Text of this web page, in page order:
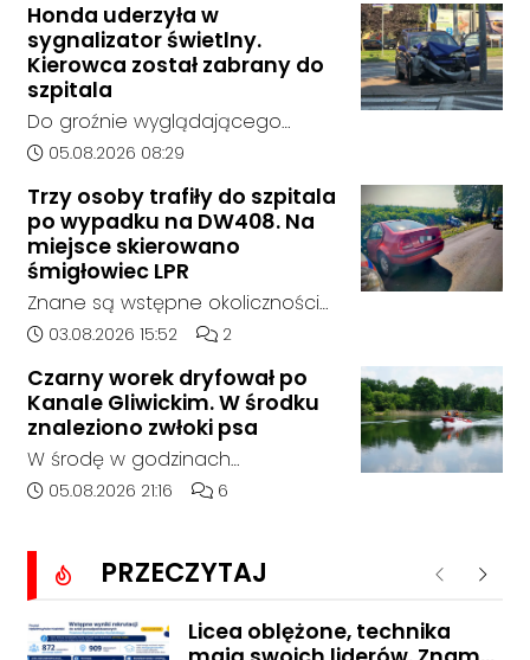
Kędzierzynie-Koźlu zakończył się
bez rozstrzygnięcia. Mimo
wcześniejszego zainteresowania
terenem ze strony sieci Dino, do
postępowania nie zgłosił się
żaden oferent.
Honda uderzyła w
sygnalizator świetlny.
Kierowca został zabrany do
szpitala
Do groźnie wyglądającego
zdarzenia drogowego doszło w
godziny 6:30 kierujący
samochodem marki Honda
zjechał z drogi i uderzył w
sygnalizator świetlny.
Data dodania artykułu:
05.08.2026 08:29
Trzy osoby trafiły do szpitala
po wypadku na DW408. Na
miejsce skierowano
śmigłowiec LPR
Znane są wstępne okoliczności
zdarzenia drogowego, do
14:30 na drodze wojewódzkiej nr
408 pomiędzy Starym Koźlem a
Bierawą.
Data dodania artykułu:
03.08.2026 15:52 Liczba komentarzy artykułu:
2
Czarny worek dryfował po
Kanale Gliwickim. W środku
znaleziono zwłoki psa
W środę w godzinach
popołudniowych służby zostały
Gliwicki po zgłoszeniu od
zaniepokojonego świadka.
Osoba zgłaszająca zauważyła
unoszący się na wodzie czarny
Data dodania artykułu:
05.08.2026 21:16 Liczba komentarzy artykułu:
6
PRZECZYTAJ Poprzednie
Licea oblężone, technika